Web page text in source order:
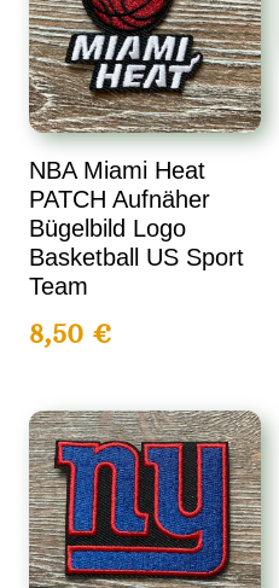
NBA Miami Heat
PATCH Aufnäher
Bügelbild Logo
Basketball US Sport
Team
8,50€